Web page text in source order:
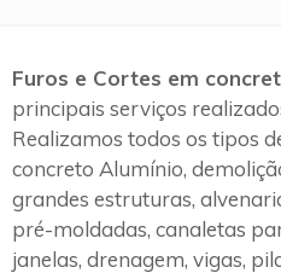
Furos e Cortes em
principais serviços
Realizamos todos os tipos
concreto Alumínio,
grandes estruturas,
pré-moldadas, canaletas
janelas, drenagem, vigas,